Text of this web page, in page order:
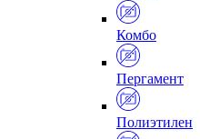
Комбо
Пергамент
Полиэтилен